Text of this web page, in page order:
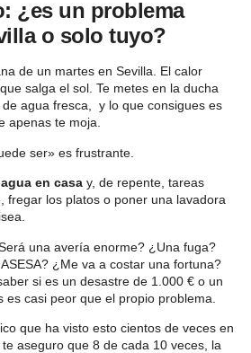
¿es un problema
o solo tuyo?
de un martes en Sevilla. El calor
salga el sol. Te metes en la ducha
agua fresca, y lo que consigues es
apenas te moja.
ser» es frustrante.
en casa y, de repente, tareas
fregar los platos o poner una lavadora
una avería enorme? ¿Una fuga?
¿Me va a costar una fortuna?
si es un desastre de 1.000 € o un
casi peor que el propio problema.
que ha visto esto cientos de veces en
aseguro que 8 de cada 10 veces, la